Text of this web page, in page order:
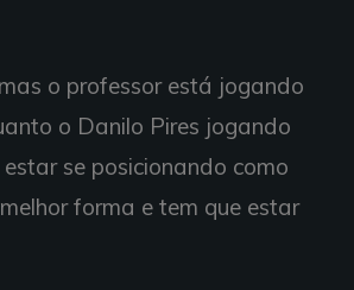
o professor está jogando
o Danilo Pires jogando
se posicionando como
forma e tem que estar